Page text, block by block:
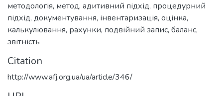
методологія, метод, адитивний підхід, процедурний
підхід, документування, інвентаризація, оцінка,
калькулювання, рахунки, подвійний запис, баланс,
звітність
Citation
http://www.afj.org.ua/ua/article/346/